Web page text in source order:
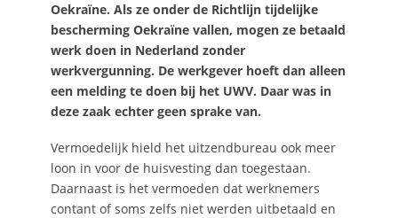
Oekraïne. Als ze onder de Richtlijn tijdelijke
bescherming Oekraïne vallen, mogen ze betaald
werk doen in Nederland zonder
werkvergunning. De werkgever hoeft dan alleen
een melding te doen bij het UWV. Daar was in
deze zaak echter geen sprake van.
Vermoedelijk hield het uitzendbureau ook meer
loon in voor de huisvesting dan toegestaan.
Daarnaast is het vermoeden dat werknemers
contant of soms zelfs niet werden uitbetaald en